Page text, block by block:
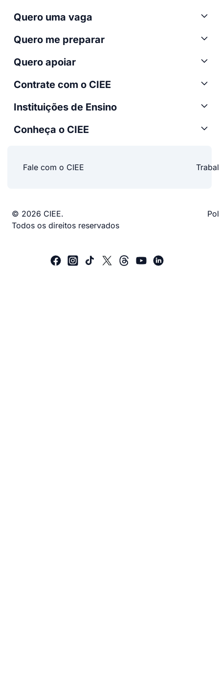
Quero uma vaga
Quero me preparar
Quero apoiar
Contrate com o CIEE
Instituições de Ensino
Conheça o CIEE
Fale com o CIEE
© 2026 CIEE.
Todos os direitos reservados